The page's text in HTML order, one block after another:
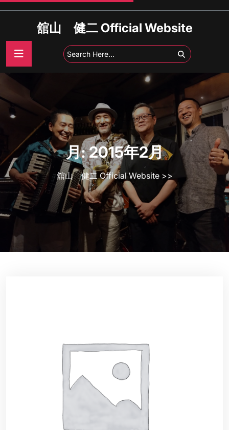
舘山 健二 Official Website
月:2015年2月
舘山 健二 Official Website>>